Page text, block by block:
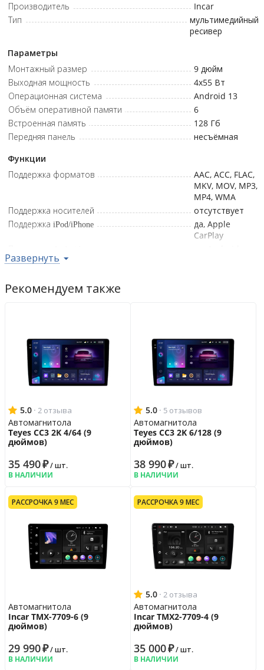
поддержкой Wi-Fi, 4G и Bluetooth 5.2 открывает доступ к
широкому функционалу и онлайн-сервисам.
взаимодействие со смартфоном максимально
безопасным и удобным во время вождения.
Навигационный модуль с внешней антенной и поддержка
передней/задней камеры упрощают ориентирование и
парковку.
Производитель
Incar
Тип
мультимедийный
ресивер
Параметры
Монтажный размер
9 дюйм
Выходная мощность
4x55 Вт
Операционная система
Android 13
Объём оперативной памяти
6
Встроенная память
128 Гб
Передняя панель
несъёмная
Функции
Поддержка форматов
AAC, ACC, FLAC,
MKV, MOV, MP3,
MP4, WMA
Поддержка носителей
отсутствует
Поддержка iPod/iPhone
да, Apple
CarPlay
Навигационная система
многоцветный
Разрешение
2000x1200
Диагональ
9дюйм
Сенсорный экран
да
Наличие USB порта
да, на задней
панели
Наличие WiFi
да
Выход на сабвуфер
Временные задержки
да
Тюнер
Радиотюнер
AM, FM
Предустановок FM/AM
18
14 дн.
Гарантия
12 мес.
Развернуть
Рекомендуем также
5.0 · 2 отзыва
Автомагнитола
Teyes CC3 2K 4/64 (9
дюймов)
35 490₽/ шт.
В НАЛИЧИИ
5.0 · 5 отзывов
Автомагнитола
Teyes CC3 2K 6/128 (9
дюймов)
38 990₽/ шт.
В НАЛИЧИИ
РАССРОЧКА 9 МЕС
Автомагнитола
Incar TMX-7709-6 (9
дюймов)
29 990₽/ шт.
В НАЛИЧИИ
РАССРОЧКА 9 МЕС
5.0 · 2 отзыва
Автомагнитола
Incar TMX2-7709-4 (9
дюймов)
35 000₽/ шт.
В НАЛИЧИИ